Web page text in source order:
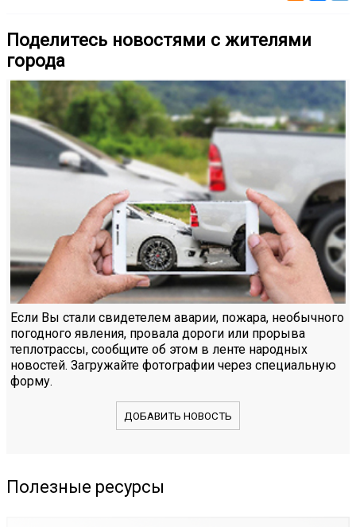
Поделитесь новостями с жителями
города
Если Вы стали свидетелем аварии, пожара, необычного
погодного явления, провала дороги или прорыва
теплотрассы, сообщите об этом в ленте народных
новостей. Загружайте фотографии через специальную
форму.
ДОБАВИТЬ НОВОСТЬ
Полезные ресурсы